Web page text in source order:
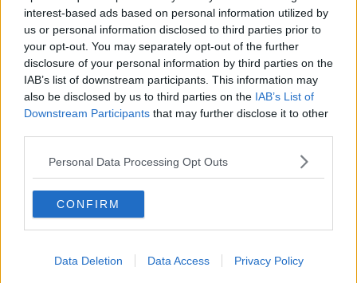
interest-based ads based on personal information utilized by
us or personal information disclosed to third parties prior to
your opt-out. You may separately opt-out of the further
disclosure of your personal information by third parties on the
IAB’s list of downstream participants. This information may
also be disclosed by us to third parties on the IAB’s List of
Downstream Participants that may further disclose it to other
Personal Data Processing Opt Outs
CONFIRM
Data Deletion Data Access Privacy Policy
concordato preventivo presentata daCondotte! Come si può
affidare un appalto del genere ad una società chiaramente sull’orlo
del fallimento? C’è poi il Consorzio Integra, legato a doppio filo a
Consip e che rappresenta un’operazione di restyling delle vecchie
cooperative ‘rosse’: tra i suoi consulenti si distingue il fratello di
Maria Elena Boschi , Emanuele, secondo ricostruzioni della
stampa, mai smentite. E infine vi èGemma spa, che vanta nel suo
curriculum numerose inchieste aperte, tra cui quella recentissima
per la metropolitana di Latina.”
“Troviamo poi scioccante l’operazione Santa Chiara: era stato
annunciato che condizione per aggiudicarsi l’appalto sarebbe stato
l’acquisto del vecchio ospedale per riqualificarlo e integrarlo nel
piano
Chipperfield- scrivono ancora i due consiglieri - C’è da
scommetterci che non sarà così. Non solo non è prevista alcuna
chiede solamente un contatto preliminare di compravendita, con un